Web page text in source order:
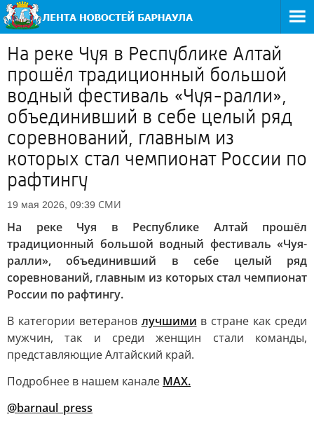
На реке Чуя в Республике Алтай
прошёл традиционный большой
водный фестиваль «Чуя-ралли»,
объединивший в себе целый ряд
соревнований, главным из
которых стал чемпионат России по
рафтингу
19 мая 2026, 09:39 СМИ
На реке Чуя в Республике Алтай прошёл
традиционный большой водный фестиваль «Чуя-
ралли», объединивший в себе целый ряд
соревнований, главным из которых стал чемпионат
России по рафтингу.
В категории ветеранов лучшими в стране как среди
мужчин, так и среди женщин стали команды,
представляющие Алтайский край.
Подробнее в нашем канале МАХ.
@barnaul_press